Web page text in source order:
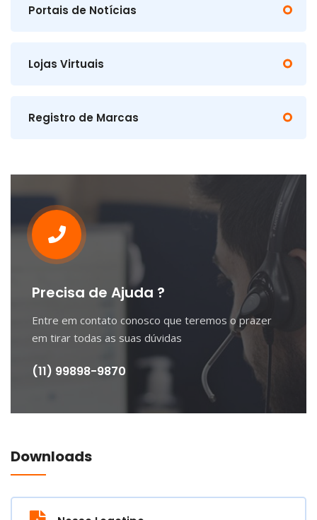
Portais de Notícias
Lojas Virtuais
Registro de Marcas
Precisa de Ajuda ?
Entre em contato conosco que teremos o prazer
em tirar todas as suas dúvidas
(11) 99898-9870
Downloads